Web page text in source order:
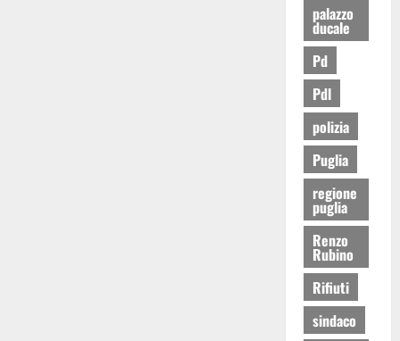
palazzo
ducale
Pd
Pdl
polizia
Puglia
regione
puglia
Renzo
Rubino
Rifiuti
sindaco